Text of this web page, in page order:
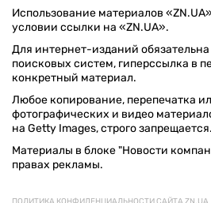
Использование материалов
условии ссылки на «ZN.UA».
Для интернет-изданий
поисковых систем, гиперссылка в
конкретный материал.
Любое копирование, перепечатка
фотографических и видео
на Getty Images, строго запрещается.
Материалы в блоке "Новости
правах рекламы.